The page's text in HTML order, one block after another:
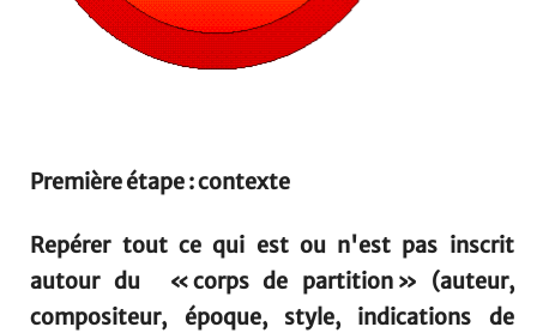
Première étape : contexte
Repérer tout ce qui est ou n'est pas inscrit
autour du « corps de partition » (auteur,
compositeur, époque, style, indications de